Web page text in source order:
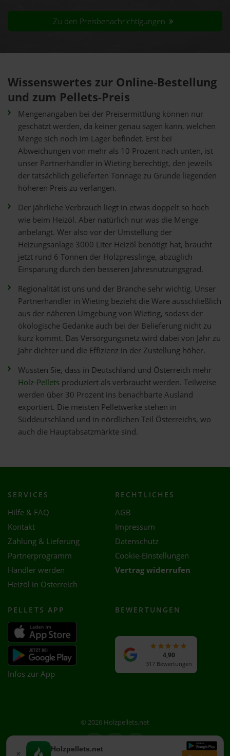
Zu den Preisbenachrichtigungen
Wissenswertes zur Online-Bestellung
und zum Pellets-Preis
Mengenangaben bei der Preisermittlung können nur
geschätzt werden, da keiner genau sagen kann, welchen
Menge sich noch im Lager befindet. Erst bei
Abweichungen von mehr als 10 Prozent nach unten, ist
unser Partnerhändler in Wieting berechtigt, den jeweils
der tatsächlich gelieferten Tonnage zu Grunde liegenden
höheren Preis zu verlangen.
Der jährliche Verbrauch liegt in etwas doppelt so hoch
wie beim Heizöl. Aber natürlich nur was die Menge
anbelangt. Wer also vor der Umstellung der
Heizungsanlage 3000 Liter Heizöl benötigt hat, braucht
jetzt rund 6 Tonnen der Holzpresslinge, abzüglich
Einsparung durch den besseren Jahresnutzungsgrad.
Regionalität ist uns und der Branche sehr wichtig. Unser
Partnerhändler in Wieting bezieht die Ware ausschließlich
aus der näheren Umgebung von Wieting, sodass der
ökologische Gedanke auch bei der Belieferung nicht zu
kurz kommt. Das Versorgungsnetz wird dabei von Jahr zu
Jahr dichter und die Effizienz in der Zustellung höher.
Wussten Sie, dass in Deutschland und Österreich mehr
Holz-Pellets produziert als verbraucht werden. Teilweise
werden über 30 Prozent ins benachbarte Ausland
exportiert. Die meisten Pelletwerke stehen in
Süddeutschland und in nördlichen Teil Österreichs, wo
auch die Hauptabsatzmärkte sind.
× Holzpellets.net
SERVICES
Hilfe & FAQ
Kontakt
Zahlung & Lieferung
Partnerprogramm
Händler werden
Heizöl in Österreich
RECHTLICHES
AGB
Impressum
Datenschutz
Cookie-Einstellungen
Vertrag widerrufen
PELLETS APP
Infos zur App
BEWERTUNGEN
4,90
317 Bewertungen
© 2026 Holzpellets.net
Facebook